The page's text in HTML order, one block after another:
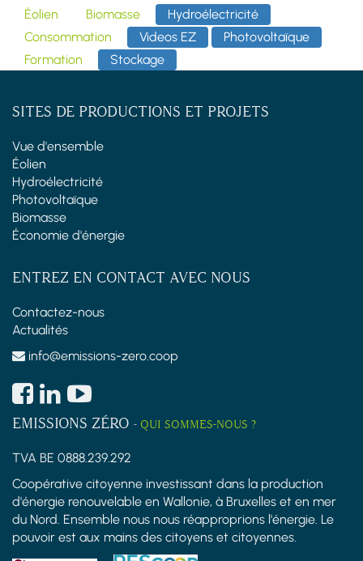
Éolien
Biomasse
Hydroélectricité
Consommation
Videos EZ
Photovoltaïque
Formation
Stockage
SITES DE PRODUCTIONS ET PROJETS
Vue d'ensemble
Éolien
Hydroélectricité
Photovoltaïque
Biomasse
Économie d'énergie
ENTREZ EN CONTACT AVEC NOUS
Contactez-nous
Actualités
info@emissions-zero.coop
EMISSIONS ZÉRO - QUI SOMMES-NOUS ?
TVA BE 0888.239.292
Coopérative citoyenne investissant dans la production
d'énergie renouvelable en Wallonie, à Bruxelles et en mer
du Nord. Ensemble nous nous réapproprions l'énergie. Le
pouvoir est aux mains des citoyens et citoyennes.